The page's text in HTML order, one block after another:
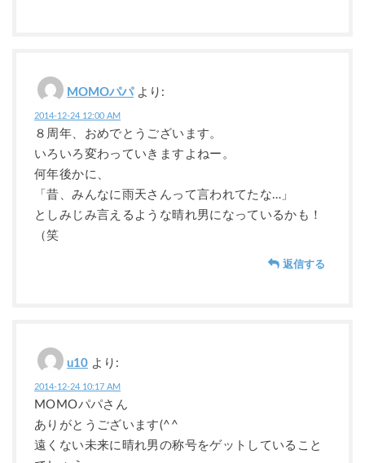
MOMOパパ より:
2014-12-24 12:00 AM
８周年、おめでとうございます。
いろいろ変わっていきますよねー。
何年後かに、
「昔、みんなに雨天さんって言われてたな…」
としみじみ言えるような晴れ男になっているかも！
（笑
返信する
u10 より:
2014-12-24 10:17 AM
MOMOパパさん
ありがとうございます(^^
遠くない未来に晴れ男の称号をゲットしていること